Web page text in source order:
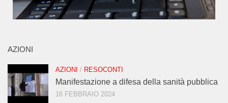
AZIONI
AZIONI / RESOCONTI
Manifestazione a difesa della sanità pubblica
16 FEBBRAIO 2024